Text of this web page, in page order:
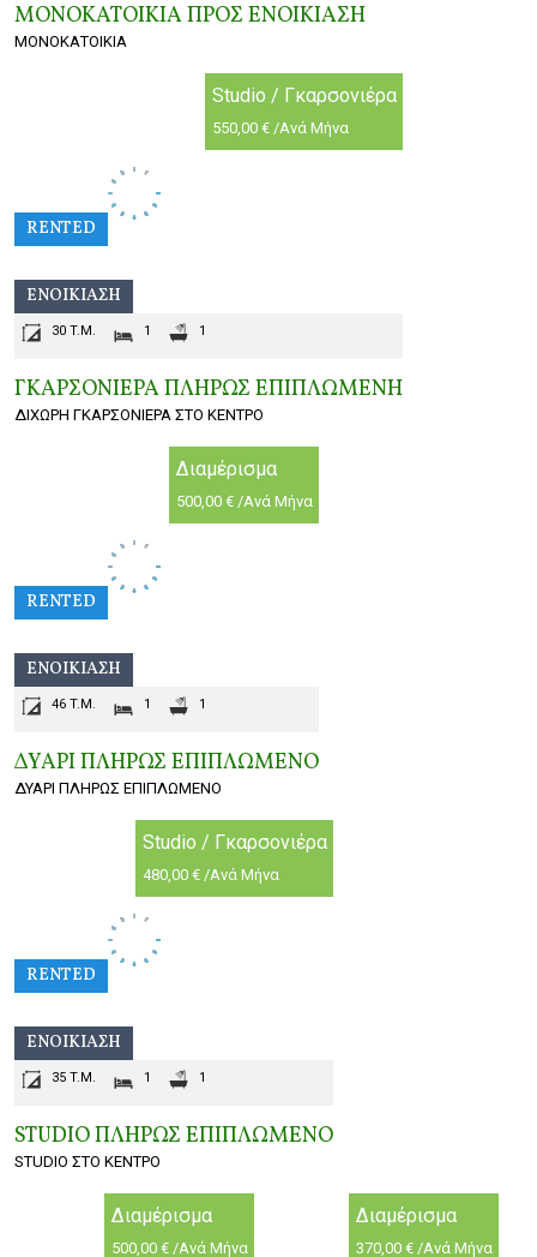
ΜΟΝΟΚΑΤΟΙΚΙΑ ΠΡΟΣ ΕΝΟΙΚΙΑΣΗ
ΜΟΝΟΚΑΤΟΙΚΙΑ
RENTED
ΕΝΟΙΚΊΑΣΗ
Studio / Γκαρσονιέρα
550,00 € /Ανά Μήνα
30 T.M. 1 1
ΓΚΑΡΣΟΝΙΕΡΑ ΠΛΗΡΩΣ ΕΠΙΠΛΩΜΕΝH
ΔΙΧΩΡΗ ΓΚΑΡΣΟΝΙΕΡΑ ΣΤΟ ΚΕΝΤΡΟ
RENTED
ΕΝΟΙΚΊΑΣΗ
Διαμέρισμα
500,00 € /Ανά Μήνα
46 T.M. 1 1
ΔΥΑΡΙ ΠΛΗΡΩΣ ΕΠΙΠΛΩΜΕΝΟ
ΔΥΑΡΙ ΠΛΗΡΩΣ ΕΠΙΠΛΩΜΕΝΟ
RENTED
ΕΝΟΙΚΊΑΣΗ
Studio / Γκαρσονιέρα
480,00 € /Ανά Μήνα
35 T.M. 1 1
STUDIO ΠΛΗΡΩΣ ΕΠΙΠΛΩΜΕΝO
STUDIO ΣΤΟ ΚΕΝΤΡΟ
Διαμέρισμα
500,00 € /Ανά Μήνα
Διαμέρισμα
370,00 € /Ανά Μήνα